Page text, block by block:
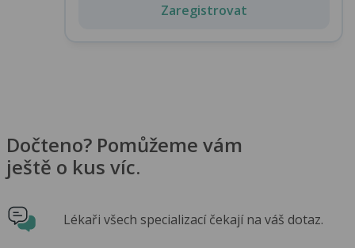
Zaregistrovat
Dočteno? Pomůžeme vám
ještě o kus víc.
Lékaři všech specializací čekají na váš dotaz.